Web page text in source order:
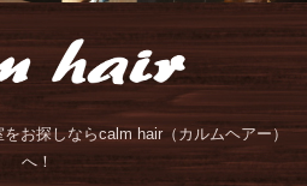
お探しならcalm hair（カルムヘアー）
へ！